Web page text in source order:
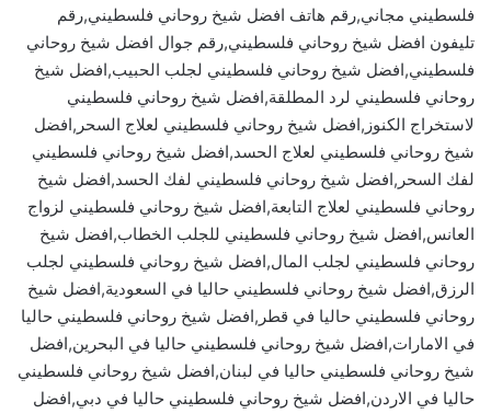
فلسطيني مجاني,رقم هاتف افضل شيخ روحاني فلسطيني,رقم
تليفون افضل شيخ روحاني فلسطيني,رقم جوال افضل شيخ روحاني
فلسطيني,افضل شيخ روحاني فلسطيني لجلب الحبيب,افضل شيخ
روحاني فلسطيني لرد المطلقة,افضل شيخ روحاني فلسطيني
لاستخراج الكنوز,افضل شيخ روحاني فلسطيني لعلاج السحر,افضل
شيخ روحاني فلسطيني لعلاج الحسد,افضل شيخ روحاني فلسطيني
لفك السحر,افضل شيخ روحاني فلسطيني لفك الحسد,افضل شيخ
روحاني فلسطيني لعلاج التابعة,افضل شيخ روحاني فلسطيني لزواج
العانس,افضل شيخ روحاني فلسطيني للجلب الخطاب,افضل شيخ
روحاني فلسطيني لجلب المال,افضل شيخ روحاني فلسطيني لجلب
الرزق,افضل شيخ روحاني فلسطيني حاليا في السعودية,افضل شيخ
روحاني فلسطيني حاليا في قطر,افضل شيخ روحاني فلسطيني حاليا
في الامارات,افضل شيخ روحاني فلسطيني حاليا في البحرين,افضل
شيخ روحاني فلسطيني حاليا في لبنان,افضل شيخ روحاني فلسطيني
حاليا في الاردن,افضل شيخ روحاني فلسطيني حاليا في دبي,افضل